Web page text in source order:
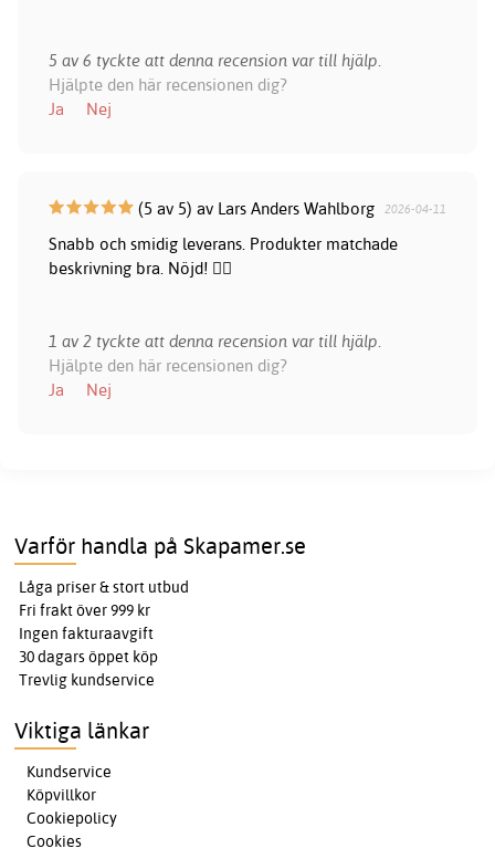
5 av 6 tyckte att denna recension var till hjälp.
Hjälpte den här recensionen dig?
Ja
Nej
(5 av 5) av Lars Anders Wahlborg 2026-04-11
Snabb och smidig leverans. Produkter matchade
beskrivning bra. Nöjd! 👍🏻
1 av 2 tyckte att denna recension var till hjälp.
Hjälpte den här recensionen dig?
Ja
Nej
Varför handla på Skapamer.se
Låga priser & stort utbud
Fri frakt över 999 kr
Ingen fakturaavgift
30 dagars öppet köp
Trevlig kundservice
Viktiga länkar
Kundservice
Köpvillkor
Cookiepolicy
Cookies